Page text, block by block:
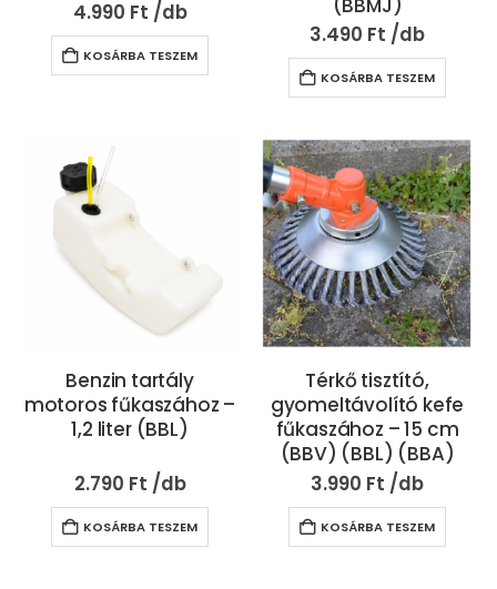
4.990 Ft
KOSÁRBA TESZEM
(BBMJ)
3.490 Ft
KOSÁRBA TESZEM
Benzin tartály
motoros fűkaszához –
1,2 liter (BBL)
2.790 Ft
KOSÁRBA TESZEM
Térkő tisztító,
gyomeltávolító kefe
fűkaszához – 15 cm
(BBV) (BBL) (BBA)
3.990 Ft
KOSÁRBA TESZEM